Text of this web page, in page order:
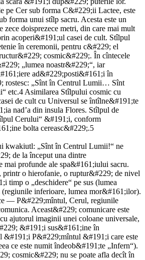
pe Cer sub forma C&#229;ii Lactee, este
forma unui stîlp sacru. Acesta este un
zece doisprezece metri, din care mai mult
acoperi&#191;ul casei de cult. Stîlpul
în ceremonii, pentru c&#229; el
cosmic&#229;. În cîntecele
„lumea noastr&#229;“, iar
ad&#229;posti&#161;i în
rostesc: „Sînt în Centrul Lumii… Sînt
etc.4 Asimilarea Stîlpului cosmic cu
de cult cu Universul se întîlne&#191;te
nad’a din insula Flores. Stîlpul de
Cerului“ &#191;i, conform
bolta cereasc&#229;.5
kwakiutl: „Sînt în Centrul Lumii!“ ne
de la început una dintre
mai profunde ale spa&#161;iului sacru.
printr o hierofanie, o ruptur&#229; de nivel
timp o „deschidere“ pe sus (lumea
inferioare, lumea mor&#161;ilor).
— P&#229;mîntul, Cerul, regiunile
Aceast&#229; comunicare este
ajutorul imaginii unei coloane universale,
&#191;i sus&#161;ine în
&#191;i P&#229;mîntul &#191;i care este
ce este numit îndeob&#191;te „Infern“).
cosmic&#229; nu se poate afla decît în